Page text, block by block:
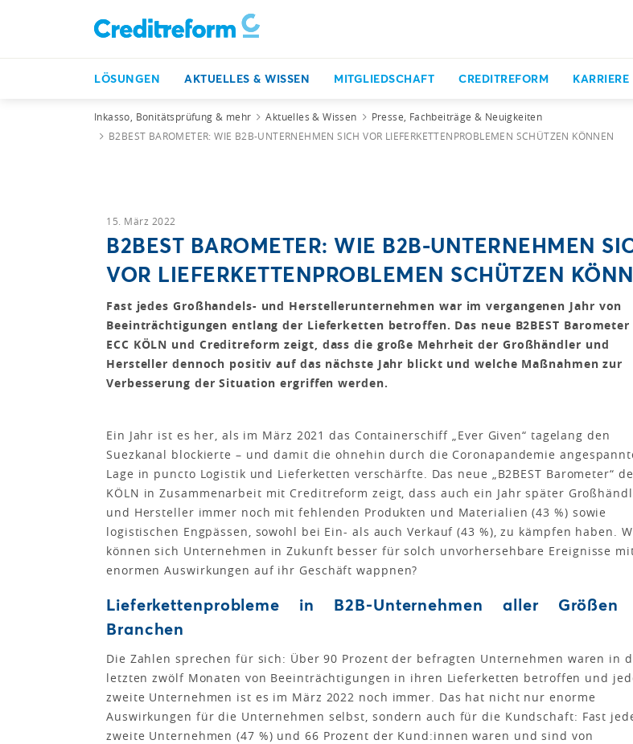
LÖSUNGEN AKTUELLES & WISSEN MITGLIEDSCHAFT CREDITREFORM KARRIERE
Inkasso, Bonitätsprüfung & mehr Aktuelles & Wissen
Presse, Fachbeiträge & Neuigkeiten
B2BEST BAROMETER: WIE B2B-UNTERNEHMEN SICH VOR LIEFERKETTENPROBLEMEN SCHÜTZEN KÖNNEN
15. März 2022
B2BEST BAROMETER: WIE B2B-UNTERNEHMEN
VOR LIEFERKETTENPROBLEMEN SCHÜTZEN
Fast jedes Großhandels- und Herstellerunternehmen war im vergangenen Jahr von
Beeinträchtigungen entlang der Lieferketten betroffen. Das neue B2BEST Barometer
ECC KÖLN und Creditreform zeigt, dass die große Mehrheit der Großhändler und
Hersteller dennoch positiv auf das nächste Jahr blickt und welche Maßnahmen zur
Verbesserung der Situation ergriffen werden.
Ein Jahr ist es her, als im März 2021 das Containerschiff „Ever Given“ tagelang den
Suezkanal blockierte – und damit die ohnehin durch die Coronapandemie
Lage in puncto Logistik und Lieferketten verschärfte. Das neue „B2BEST Barometer“
KÖLN in Zusammenarbeit mit Creditreform zeigt, dass auch ein Jahr später
und Hersteller immer noch mit fehlenden Produkten und Materialien (43 %) sowie
logistischen Engpässen, sowohl bei Ein- als auch Verkauf (43 %), zu kämpfen haben.
können sich Unternehmen in Zukunft besser für solch unvorhersehbare Ereignisse
enormen Auswirkungen auf ihr Geschäft wappnen?
Lieferkettenprobleme in B2B-Unternehmen aller Größen
Branchen
Die Zahlen sprechen für sich: Über 90 Prozent der befragten Unternehmen waren in
letzten zwölf Monaten von Beeinträchtigungen in ihren Lieferketten betroffen und
zweite Unternehmen ist es im März 2022 noch immer. Das hat nicht nur enorme
Auswirkungen für die Unternehmen selbst, sondern auch für die Kundschaft: Fast
zweite Unternehmen (47 %) und 66 Prozent der Kund:innen waren und sind von